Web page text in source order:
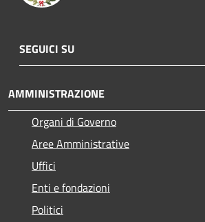
SEGUICI SU
AMMINISTRAZIONE
Organi di Governo
Aree Amministrative
Uffici
Enti e fondazioni
Politici